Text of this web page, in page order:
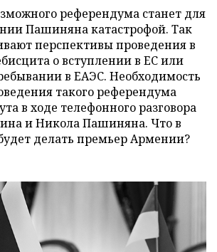
референдума станет для
Пашиняна катастрофой. Так
перспективы проведения в
о вступлении в ЕС или
в ЕАЭС. Необходимость
такого референдума
в ходе телефонного разговора
и Никола Пашиняна. Что в
делать премьер Армении?